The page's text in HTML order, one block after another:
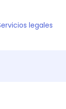
legales